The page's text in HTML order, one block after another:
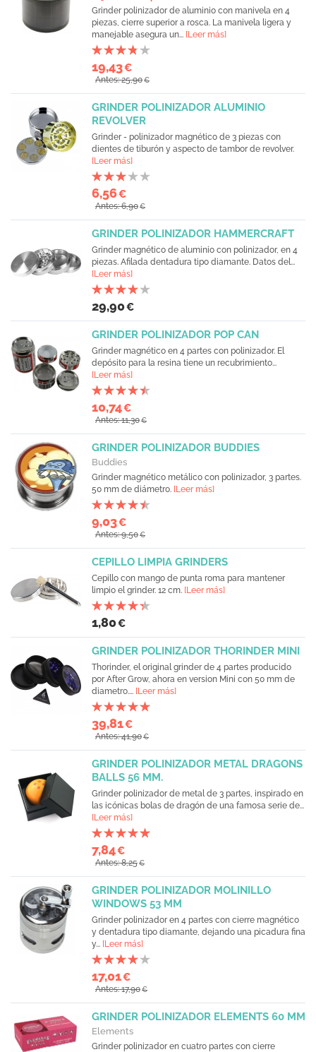
Grinder polinizador de aluminio con manivela en 4
piezas, cierre superior a rosca. La manivela ligera y
manejable asegura un... [Leer más]
19,43€
Antes: 25,90€
GRINDER POLINIZADOR ALUMINIO
REVOLVER
Grinder - polinizador magnético de 3 piezas con
dientes de tiburón y aspecto de tambor de revolver.
[Leer más]
6,56€
Antes: 6,90€
GRINDER POLINIZADOR HAMMERCRAFT
Grinder magnético de aluminio con polinizador, en 4
piezas. Afilada dentadura tipo diamante. Datos del...
[Leer más]
29,90€
GRINDER POLINIZADOR POP CAN
Grinder magnético en 4 partes con polinizador. El
depósito para la resina tiene un recubrimiento...
[Leer más]
10,74€
Antes: 11,30€
GRINDER POLINIZADOR BUDDIES
Buddies
Grinder magnético metálico con polinizador, 3 partes.
50 mm de diámetro. [Leer más]
9,03€
Antes: 9,50€
CEPILLO LIMPIA GRINDERS
Cepillo con mango de punta roma para mantener
limpio el grinder. 12 cm. [Leer más]
1,80€
GRINDER POLINIZADOR THORINDER MINI
Thorinder, el original grinder de 4 partes producido
por After Grow, ahora en version Mini con 50 mm de
diametro.... [Leer más]
39,81€
Antes: 41,90€
GRINDER POLINIZADOR METAL DRAGONS
BALLS 56 MM.
Grinder polinizador de metal de 3 partes, inspirado en
las icónicas bolas de dragón de una famosa serie de...
[Leer más]
7,84€
Antes: 8,25€
GRINDER POLINIZADOR MOLINILLO
WINDOWS 53 MM
Grinder polinizador en 4 partes con cierre magnético
y dentadura tipo diamante, dejando una picadura fina
y... [Leer más]
17,01€
Antes: 17,90€
GRINDER POLINIZADOR ELEMENTS 60 MM
Elements
Grinder polinizador en cuatro partes con cierre